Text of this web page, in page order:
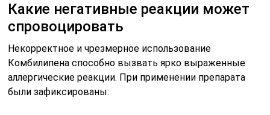
Какие негативные реакции может
спровоцировать
Некорректное и чрезмерное использование
Комбилипена способно вызвать ярко выраженные
аллергические реакции. При применении препарата
были зафиксированы: